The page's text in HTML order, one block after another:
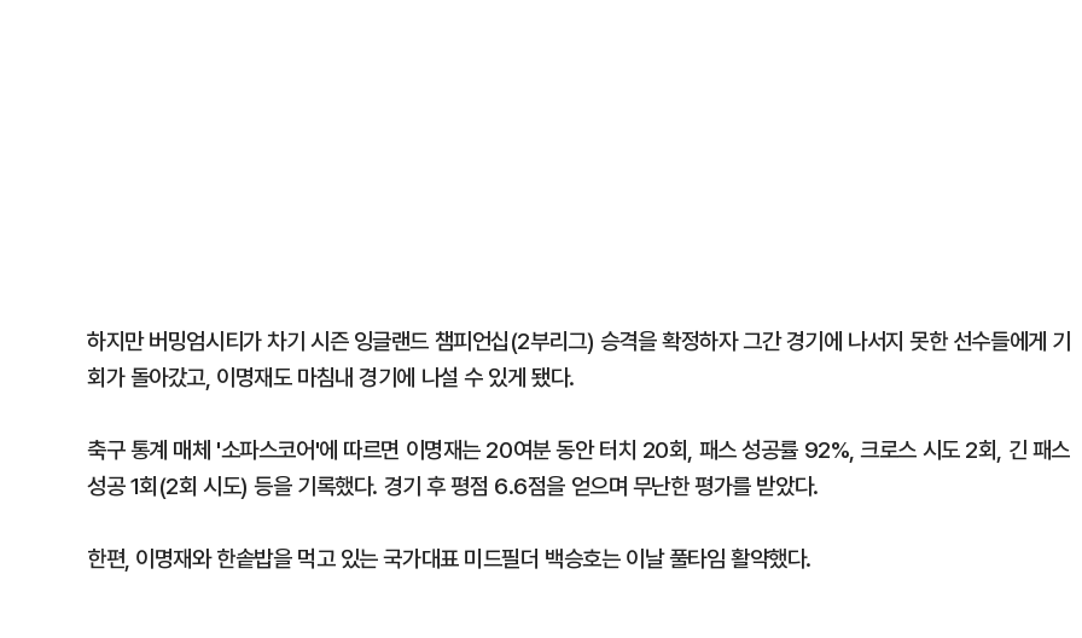
하지만 버밍엄시티가 차기 시즌 잉글랜드 챔피언십(2부리그) 승격을 확정하자 그간 경기에 나서지 못한 선수들에게 기
회가 돌아갔고, 이명재도 마침내 경기에 나설 수 있게 됐다.
축구 통계 매체 '소파스코어'에 따르면 이명재는 20여분 동안 터치 20회, 패스 성공률 92%, 크로스 시도 2회, 긴 패스
성공 1회(2회 시도) 등을 기록했다. 경기 후 평점 6.6점을 얻으며 무난한 평가를 받았다.
한편, 이명재와 한솥밥을 먹고 있는 국가대표 미드필더 백승호는 이날 풀타임 활약했다.